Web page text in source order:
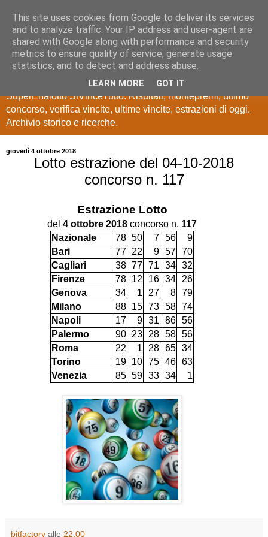
Estrazioni Lotto
SuperEnalotto
Ultime estrazioni di Lotto, SuperEnalotto, 10 e lotto,
SuperEnalotto SiVinceTutto. Risultati, montepremi, ultimo
concorso, verifica vincite, ultime vincite, estrazioni di oggi.
Archivio storico e ricerche.
giovedì 4 ottobre 2018
Lotto estrazione del 04-10-2018
concorso n. 117
Estrazione Lotto
del 4 ottobre 2018 concorso n. 117
Nazionale
78 50 7 56
9
Bari
77 22 9 57 70
Cagliari
38 77 71 34 32
Firenze
78 12 16 34
26
Genova
34 1 27 8 79
Milano
88 15 73 58 74
Napoli
17 9 31 86 56
Palermo
90 23 28 58 56
Roma
22 1 28 65 34
Torino
19 10 75 46 63
Venezia
85 59 33 34 1
bitfactory alle 22:00
This site uses cookies from Google to deliver its services
and to analyze traffic. Your IP address and user-agent are
shared with Google along with performance and security
metrics to ensure quality of service, generate usage
statistics, and to detect and address abuse.
LEARN MORE GOT IT